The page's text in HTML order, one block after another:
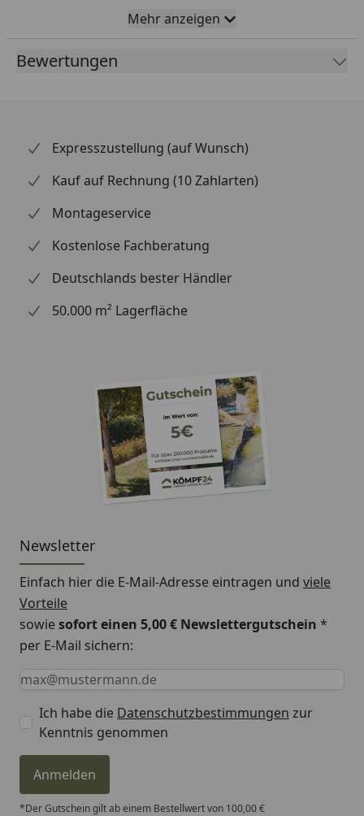
Material: Kunststoff
Mit waagerechtem Abgang
Mit Tülle
Farbe: weiß
Mehr anzeigen
Bewertungen
Expresszustellung (auf Wunsch)
Kauf auf Rechnung (10 Zahlarten)
Montageservice
Kostenlose Fachberatung
Deutschlands bester Händler
50.000 m² Lagerfläche
Newsletter
Einfach hier die E-Mail-Adresse eintragen und viele
Vorteile
sowiesofort einen 5,00 € Newslettergutschein *
per E-Mail sichern:
Keine Eingabe erforderlich
Eingabe erforderlich
E-Mail *
Ich habe die Datenschutzbestimmungen zur
Kenntnis genommen
Anmelden
*Der Gutschein gilt ab einem Bestellwert von 100,00 €